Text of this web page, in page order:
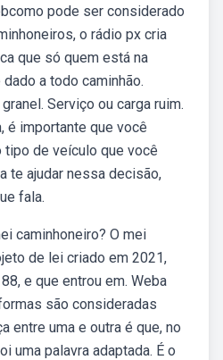
pode ser considerado
o rádio px cria
que só quem está na
a todo caminhão.
Serviço ou carga ruim.
é importante que você
tipo de veículo que você
te ajudar nessa decisão,
fala.
caminhoneiro? O mei
de lei criado em 2021,
e que entrou em. Weba
são consideradas
entre uma e outra é que, no
uma palavra adaptada. É o